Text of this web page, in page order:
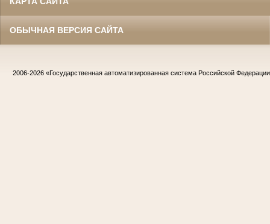
ОБЫЧНАЯ ВЕРСИЯ САЙТА
2006-2026 «Государственная автоматизированная система Российской